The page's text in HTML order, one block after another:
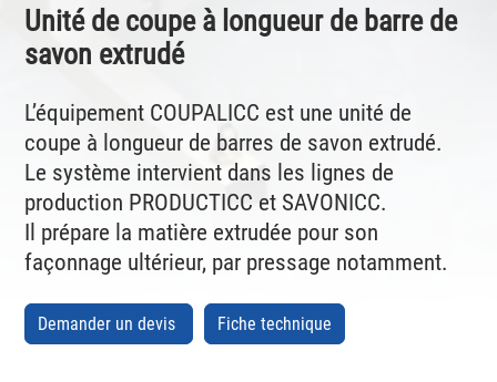
Unité de coupe à longueur de barre de
savon extrudé
L’équipement COUPALICC est une unité de
coupe à longueur de barres de savon extrudé.
Le système intervient dans les lignes de
production PRODUCTICC et SAVONICC.
Il prépare la matière extrudée pour son
façonnage ultérieur, par pressage notamment.
Demander un devis Fiche technique